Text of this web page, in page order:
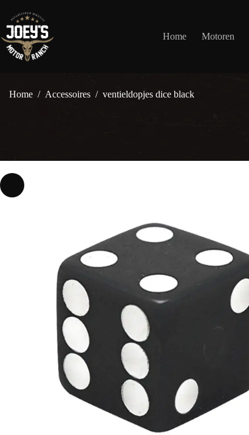
naar
de
inhoud
Home Motoren
Home / Accessoires / ventieldopjes dice black